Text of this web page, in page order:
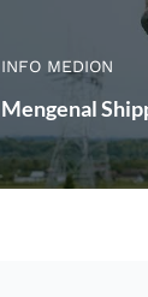
INFO MEDION
Mengenal